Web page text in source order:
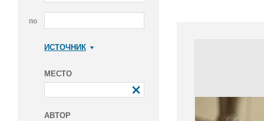
по
ИСТОЧНИК
МЕСТО
АВТОР